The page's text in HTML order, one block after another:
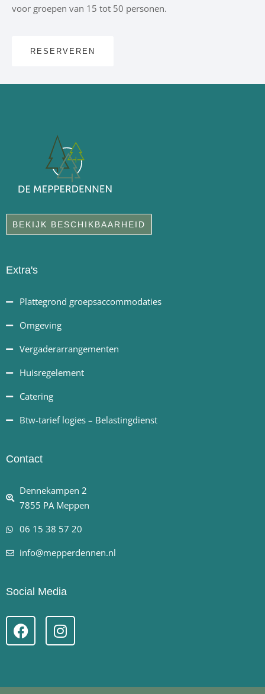
voor groepen van 15 tot 50 personen.
RESERVEREN
BEKIJK BESCHIKBAARHEID
Extra's
Plattegrond groepsaccommodaties
Omgeving
Vergaderarrangementen
Huisregelement
Catering
Btw-tarief logies – Belastingdienst
Contact
Dennekampen 2
7855 PA Meppen
06 15 38 57 20
info@mepperdennen.nl
Social Media